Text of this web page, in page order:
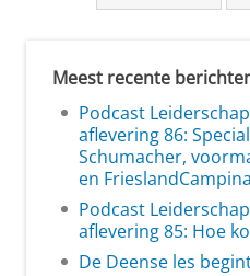
Meest recente
Podcast
aflevering 86:
Schumacher,
en FrieslandCampina
Podcast
aflevering 85: Hoe
De Deense les